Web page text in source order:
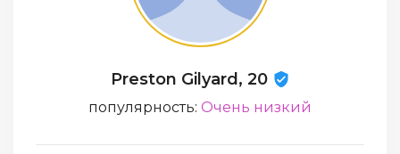
Preston Gilyard, 20
популярность: Очень низкий